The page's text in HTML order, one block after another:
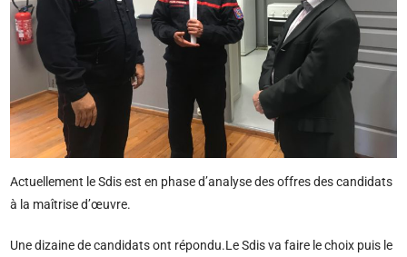
Actuellement le Sdis est en phase d’analyse des offres des candidats
à la maîtrise d’œuvre.
Une dizaine de candidats ont répondu.Le Sdis va faire le choix puis le